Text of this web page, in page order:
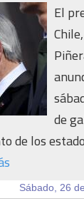
El
de
de los
Sábado, 26